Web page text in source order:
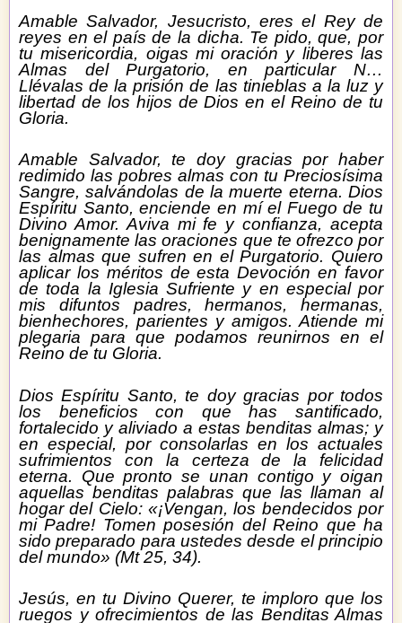
Amable Salvador, Jesucristo, eres el Rey de
reyes en el país de la dicha. Te pido, que, por
tu misericordia, oigas mi oración y liberes las
Almas del Purgatorio, en particular N…
Llévalas de la prisión de las tinieblas a la luz y
libertad de los hijos de Dios en el Reino de tu
Gloria.
Amable Salvador, te doy gracias por haber
redimido las pobres almas con tu Preciosísima
Sangre, salvándolas de la muerte eterna. Dios
Espíritu Santo, enciende en mí el Fuego de tu
Divino Amor. Aviva mi fe y confianza, acepta
benignamente las oraciones que te ofrezco por
las almas que sufren en el Purgatorio. Quiero
aplicar los méritos de esta Devoción en favor
de toda la Iglesia Sufriente y en especial por
mis difuntos padres, hermanos, hermanas,
bienhechores, parientes y amigos. Atiende mi
plegaria para que podamos reunirnos en el
Reino de tu Gloria.
Dios Espíritu Santo, te doy gracias por todos
los beneficios con que has santificado,
fortalecido y aliviado a estas benditas almas; y
en especial, por consolarlas en los actuales
sufrimientos con la certeza de la felicidad
eterna. Que pronto se unan contigo y oigan
aquellas benditas palabras que las llaman al
hogar del Cielo: «¡Vengan, los bendecidos por
mi Padre! Tomen posesión del Reino que ha
sido preparado para ustedes desde el principio
del mundo» (Mt 25, 34).
Jesús, en tu Divino Querer, te imploro que los
ruegos y ofrecimientos de las Benditas Almas